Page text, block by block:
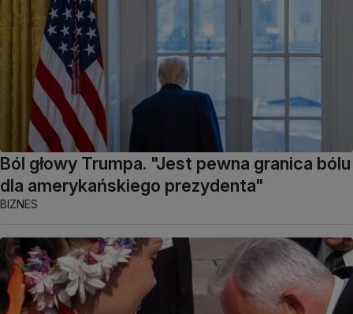
Ból głowy Trumpa. "Jest pewna granica bólu
dla amerykańskiego prezydenta"
BIZNES